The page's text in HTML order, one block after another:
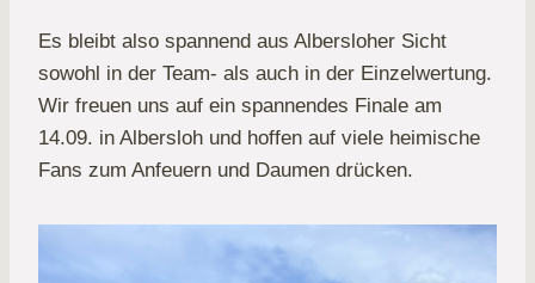
Es bleibt also spannend aus Albersloher Sicht
sowohl in der Team- als auch in der Einzelwertung.
Wir freuen uns auf ein spannendes Finale am
14.09. in Albersloh und hoffen auf viele heimische
Fans zum Anfeuern und Daumen drücken.